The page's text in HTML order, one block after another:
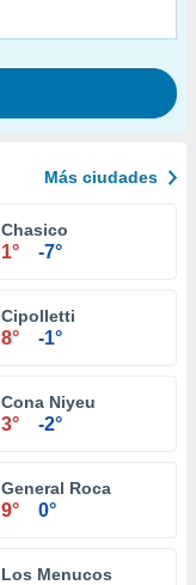
Más ciudades
Chasico
1° -7°
Cipolletti
8° -1°
Cona Niyeu
3° -2°
General Roca
9° 0°
Los Menucos